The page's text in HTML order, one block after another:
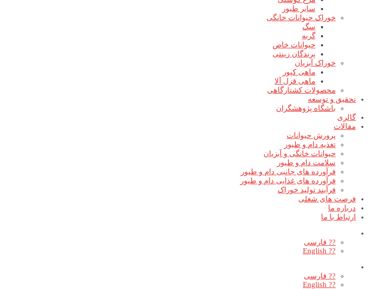
سایر طیور
خوراک حیوانات خانگی
سگ
گربه
حیوانات خاص
پرندگان زینتی
خوراک آبزیان
ماهی کپور
ماهی قزل آلا
محصولات کشتارگاهی
تحقیق و توسعه
باشگاه پژوهشگران
گالری
مقالات
پرورش حیوانات
تغذیه دام و طیور
حیوانات خانگی و آبزیان
سلامت دام و طیور
فرآورده های جانبی دام و طیور
فرآورده های غذایی دام و طیور
فرآیند تولید خوراک
فرصت های شغلی
درباره ما
ارتباط با ما
?? فارسی
?? English
?? فارسی
?? English